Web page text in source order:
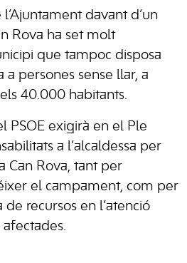
l’Ajuntament davant d’un
Rova ha set molt
que tampoc disposa
a persones sense llar, a
40.000 habitants.
PSOE exigirà en el Ple
a l’alcaldessa per
Can Rova, tant per
el campament, com per
recursos en l’atenció
afectades.